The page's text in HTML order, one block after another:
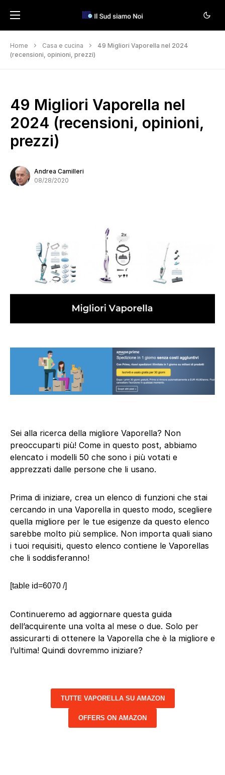
Home Casa e cucina
49 Migliori Vaporella nel 2024
(recensioni, opinioni, prezzi)
49 Migliori Vaporella nel
2024 (recensioni, opinioni,
prezzi)
Andrea Camilleri
08/28/2020
Sei alla ricerca della migliore Vaporella? Non
preoccuparti più! Come in questo post, abbiamo
elencato i modelli 50 che sono i più votati e
apprezzati dalle persone che li usano.
Prima di iniziare, crea un elenco di funzioni che stai
cercando in una Vaporella in questo modo, scegliere
quella migliore per le tue esigenze da questo elenco
sarebbe molto più semplice. Non importa quali siano
i tuoi requisiti, questo elenco contiene le Vaporellas
che li soddisferanno!
[table id=6070 /]
Continueremo ad aggiornare questa guida
dell’acquirente una volta al mese o due. Solo per
assicurarti di ottenere la Vaporella che è la migliore e
l’ultima! Quindi dovremmo iniziare?
TUTTE VAPORELLA SU AMAZON
OFFERS ON AMAZON